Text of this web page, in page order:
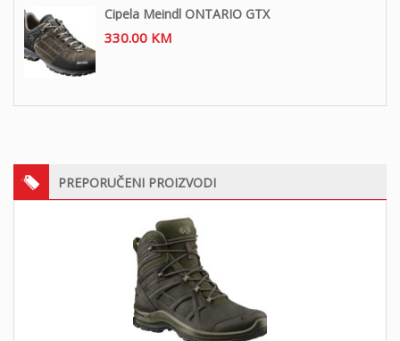
Cipela Meindl ONTARIO GTX
330.00 KM
PREPORUČENI PROIZVODI